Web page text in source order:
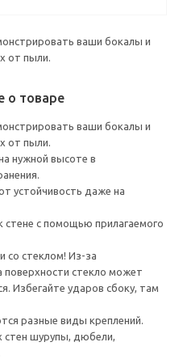
ваши бокалы и
от пыли.
о товаре
ваши бокалы и
от пыли.
нужной высоте в
устойчивость даже на
с помощью прилагаемого
со стеклом! Из-за
поверхности стекло может
Избегайте ударов сбоку, там
разные виды креплений.
шурупы, дюбели,